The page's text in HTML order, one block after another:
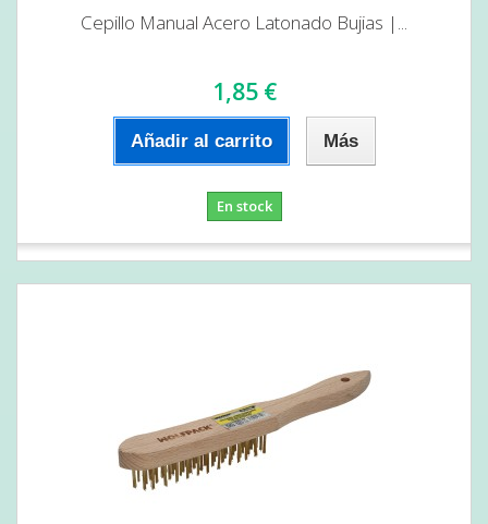
Cepillo Manual Acero Latonado Bujias |...
1,85 €
Añadir al carrito Más
En stock